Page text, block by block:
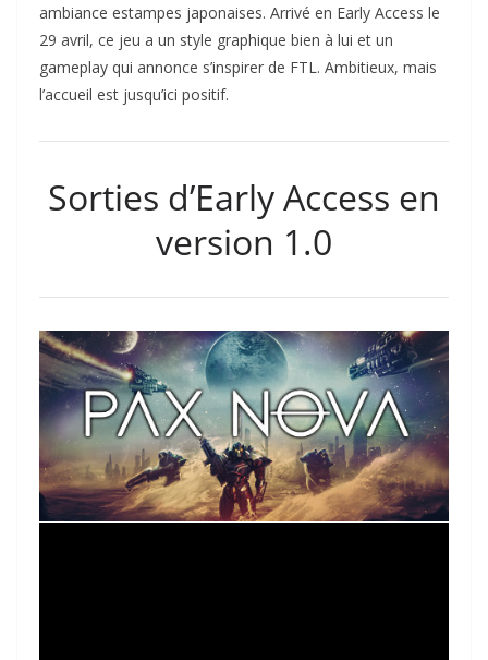
ambiance estampes japonaises. Arrivé en Early Access le
29 avril, ce jeu a un style graphique bien à lui et un
gameplay qui annonce s’inspirer de FTL. Ambitieux, mais
l’accueil est jusqu’ici positif.
Sorties d’Early Access en
version 1.0